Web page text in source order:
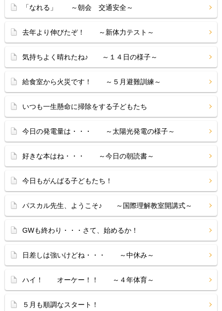
「なれる」 ～朝会 交通安全～
去年より伸びたぞ！ ～新体力テスト～
気持ちよく晴れたね♪ ～１４日の様子～
給食室から火災です！ ～５月避難訓練～
いつも一生懸命に掃除をする子どもたち
今日の発電量は・・・ ～太陽光発電の様子～
好きな本はね・・・ ～今日の朝読書～
今日もがんばる子どもたち！
パスカル先生、ようこそ♪ ～国際理解教室開講式～
GWも終わり・・・さて、始めるか！
日差しは強いけどね・・・ ～中休み～
ハイ！ オーケー！！ ～４年体育～
５月も順調なスタート！